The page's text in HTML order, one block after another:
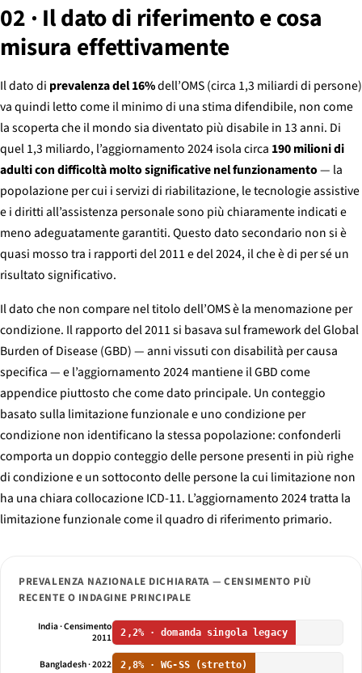
02 · Il dato di riferimento e cosa
misura effettivamente
Il dato di prevalenza del 16%dell’OMS (circa 1,3 miliardi di persone)
va quindi letto come il minimo di una stima difendibile, non come
la scoperta che il mondo sia diventato più disabile in 13 anni. Di
quel 1,3 miliardo, l’aggiornamento 2024 isola circa 190 milioni di
adulti con difficoltà molto significative nel funzionamento— la
popolazione per cui i servizi di riabilitazione, le tecnologie assistive
e i diritti all’assistenza personale sono più chiaramente indicati e
meno adeguatamente garantiti. Questo dato secondario non si è
quasi mosso tra i rapporti del 2011 e del 2024, il che è di per sé un
risultato significativo.
Il dato che non compare nel titolo dell’OMS è la menomazione per
condizione. Il rapporto del 2011 si basava sul framework del Global
Burden of Disease (GBD) — anni vissuti con disabilità per causa
specifica — e l’aggiornamento 2024 mantiene il GBD come
appendice piuttosto che come dato principale. Un conteggio
basato sulla limitazione funzionale e uno condizione per
condizione non identificano la stessa popolazione: confonderli
comporta un doppio conteggio delle persone presenti in più righe
di condizione e un sottoconto delle persone la cui limitazione non
ha una chiara collocazione ICD-11. L’aggiornamento 2024 tratta la
limitazione funzionale come il quadro di riferimento primario.
PREVALENZA NAZIONALE DICHIARATA — CENSIMENTO PIÙ
RECENTE O INDAGINE PRINCIPALE
India · Censimento
2011
2,2% · domanda singola legacy
Bangladesh · 2022 2,8% · WG-SS (stretto)